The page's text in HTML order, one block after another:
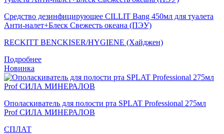
Средство дезинфицирующее CILLIT Bang 450мл для туалета
Анти-налет+Блеск Свежесть океана (ПЭУ)
RECKITT BENCKISER/HYGIENE (Хайджен)
Подробнее
Новинка
Ополаскиватель для полости рта SPLAT Professional 275мл
Prof СИЛА МИНЕРАЛОВ
СПЛАТ